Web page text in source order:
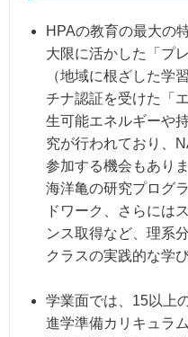
HPAの教育の最大の
大限に活かした「プ
（地域に根ざした学
チナ認証を受けた「
生可能エネルギーや
究が行われており、
参加する機会もあり
海洋亀の研究プログ
ドワーク、さらには
ンス取得など、理系
クラスの実践的な学
学業面では、15以上
進学準備カリキュラ